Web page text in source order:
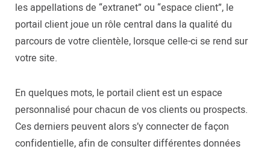
les appellations de “extranet” ou “espace client”, le
portail client joue un rôle central dans la qualité du
parcours de votre clientèle, lorsque celle-ci se rend sur
votre site.
En quelques mots, le portail client est un espace
personnalisé pour chacun de vos clients ou prospects.
Ces derniers peuvent alors s’y connecter de façon
confidentielle, afin de consulter différentes données